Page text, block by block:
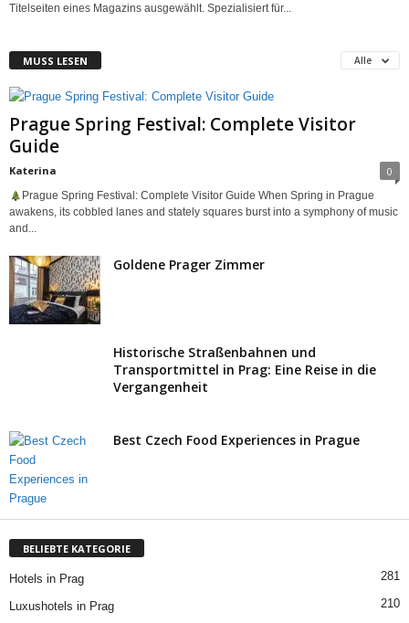
Titelseiten eines Magazins ausgewählt. Spezialisiert für...
MUSS LESEN Alle
Prague Spring Festival: Complete Visitor
Guide
Katerina 0
Prague Spring Festival: Complete Visitor Guide When Spring in Prague
awakens, its cobbled lanes and stately squares burst into a symphony of music
and...
Goldene Prager Zimmer
Historische Straßenbahnen und
Transportmittel in Prag: Eine Reise in die
Vergangenheit
Best Czech Food Experiences in Prague
BELIEBTE KATEGORIE
Hotels in Prag 281
Luxushotels in Prag 210